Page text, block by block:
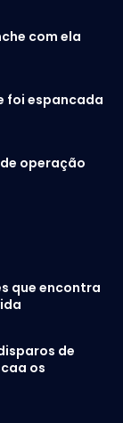
com ela
foi espancada
operação
que encontra
de
os